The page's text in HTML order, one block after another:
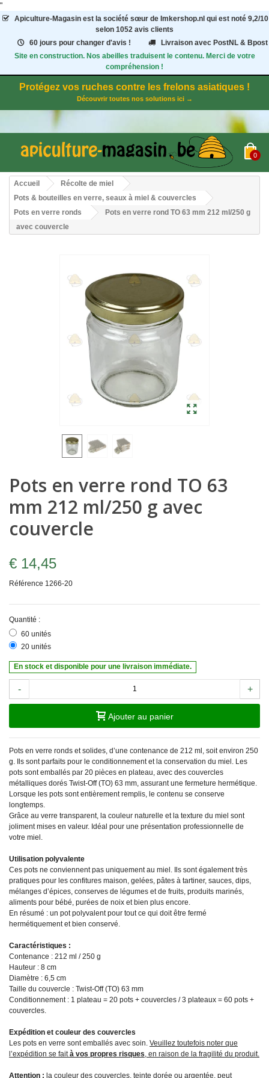
"
Apiculture-Magasinest la société sœur de Imkershop.nl qui est noté 9,2/10
selon 1052 avis clients
60 jours pour changer d'avis !
Livraison avec PostNL & Bpost
Site en construction. Nos abeilles traduisent le contenu. Merci de votre
compréhension !
Protégez vos ruches contre les frelons asiatiques !
Découvrir toutes nos solutions ici →
0
Accueil
Récolte de miel
Pots & bouteilles en verre, seaux à miel & couvercles
Pots en verre ronds
Pots en verre rond TO 63 mm 212 ml/250 g
avec couvercle
Pots en verre rond TO 63
mm 212 ml/250 g avec
couvercle
€ 14,45
Référence 1266-20
Quantité :
60 unités
20 unités
En stock et disponible pour une livraison immédiate.
- +
Ajouter au panier
Pots en verre ronds et solides, d’une contenance de 212 ml, soit environ 250
g. Ils sont parfaits pour le conditionnement et la conservation du miel. Les
pots sont emballés par 20 pièces en plateau, avec des couvercles
métalliques dorés Twist-Off (TO) 63 mm, assurant une fermeture hermétique.
Lorsque les pots sont entièrement remplis, le contenu se conserve
longtemps.
Grâce au verre transparent, la couleur naturelle et la texture du miel sont
joliment mises en valeur. Idéal pour une présentation professionnelle de
votre miel.
Utilisation polyvalente
Ces pots ne conviennent pas uniquement au miel. Ils sont également très
pratiques pour les confitures maison, gelées, pâtes à tartiner, sauces, dips,
mélanges d’épices, conserves de légumes et de fruits, produits marinés,
aliments pour bébé, purées de noix et bien plus encore.
En résumé : un pot polyvalent pour tout ce qui doit être fermé
hermétiquement et bien conservé.
Caractéristiques :
Contenance : 212 ml / 250 g
Hauteur : 8 cm
Diamètre : 6,5 cm
Taille du couvercle : Twist-Off (TO) 63 mm
Conditionnement : 1 plateau = 20 pots + couvercles / 3 plateaux = 60 pots +
couvercles.
Expédition et couleur des couvercles
Les pots en verre sont emballés avec soin. Veuillez toutefois noter que
l’expédition se faità vos propres risques , en raison de la fragilité du produit.
Attention : la couleur des couvercles, teinte dorée ou argentée, peut